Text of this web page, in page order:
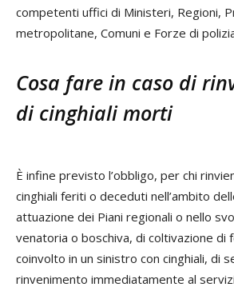
competenti uffici di Ministeri, Regioni,
metropolitane, Comuni e Forze di
Cosa fare in caso di
di cinghiali morti
È infine previsto l’obbligo, per chi
cinghiali feriti o deceduti nell’ambito
attuazione dei Piani regionali o nello
venatoria o boschiva, di coltivazione di
coinvolto in un sinistro con cinghiali, di
rinvenimento immediatamente al